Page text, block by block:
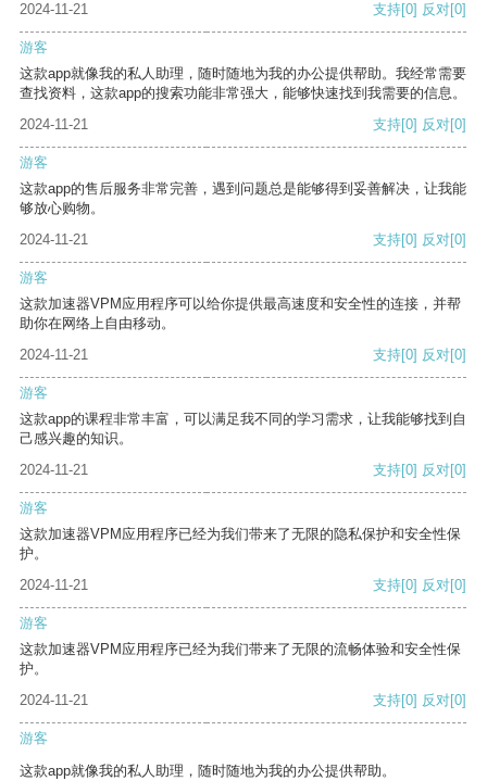
2024-11-21
支持[0] 反对[0]
游客
这款app就像我的私人助理，随时随地为我的办公提供帮助。我经常需要
查找资料，这款app的搜索功能非常强大，能够快速找到我需要的信息。
2024-11-21
支持[0] 反对[0]
游客
这款app的售后服务非常完善，遇到问题总是能够得到妥善解决，让我能
够放心购物。
2024-11-21
支持[0] 反对[0]
游客
这款加速器VPM应用程序可以给你提供最高速度和安全性的连接，并帮
助你在网络上自由移动。
2024-11-21
支持[0] 反对[0]
游客
这款app的课程非常丰富，可以满足我不同的学习需求，让我能够找到自
己感兴趣的知识。
2024-11-21
支持[0] 反对[0]
游客
这款加速器VPM应用程序已经为我们带来了无限的隐私保护和安全性保
护。
2024-11-21
支持[0] 反对[0]
游客
这款加速器VPM应用程序已经为我们带来了无限的流畅体验和安全性保
护。
2024-11-21
支持[0] 反对[0]
游客
这款app就像我的私人助理，随时随地为我的办公提供帮助。